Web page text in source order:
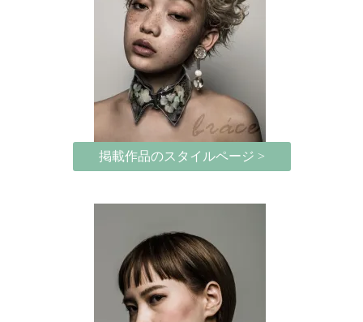
掲載作品のスタイルページ >